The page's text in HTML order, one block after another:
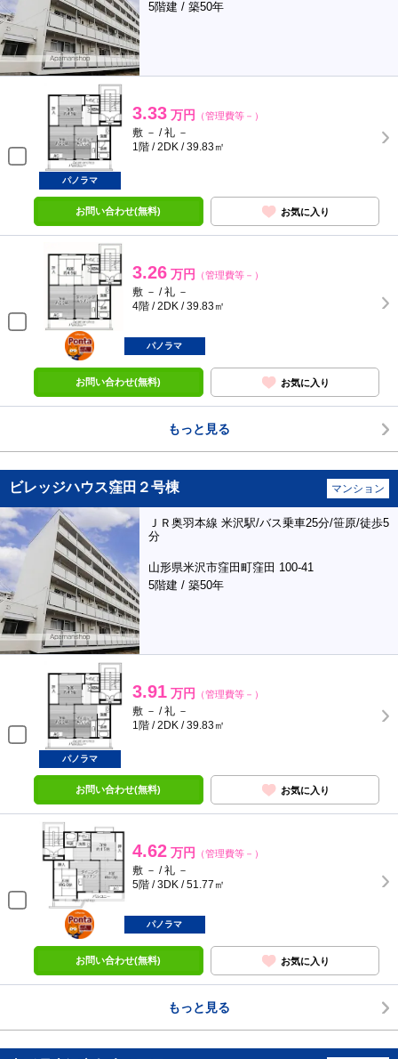
5階建 / 築50年
3.33 万円 （管理費等－）
敷 － / 礼 －
1階 / 2DK / 39.83㎡
パノラマ
お問い合わせ(無料) お気に入り
3.26 万円 （管理費等－）
敷 － / 礼 －
4階 / 2DK / 39.83㎡
ポンタ
部屋
パノラマ
お問い合わせ(無料) お気に入り
もっと見る
ビレッジハウス窪田２号棟 マンション
ＪＲ奥羽本線 米沢駅/バス乗車25分/笹原/徒歩5
分
山形県米沢市窪田町窪田 100-41
5階建 / 築50年
3.91 万円 （管理費等－）
敷 － / 礼 －
1階 / 2DK / 39.83㎡
パノラマ
お問い合わせ(無料) お気に入り
4.62 万円 （管理費等－）
敷 － / 礼 －
5階 / 3DK / 51.77㎡
ポンタ
部屋
パノラマ
お問い合わせ(無料) お気に入り
もっと見る